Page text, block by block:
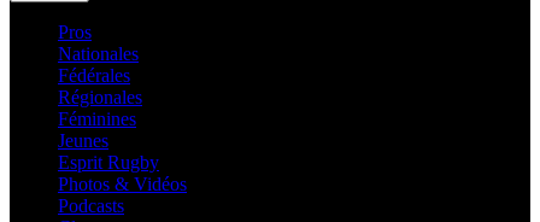
Pros
Nationales
Fédérales
Régionales
Féminines
Jeunes
Esprit Rugby
Photos & Vidéos
Podcasts